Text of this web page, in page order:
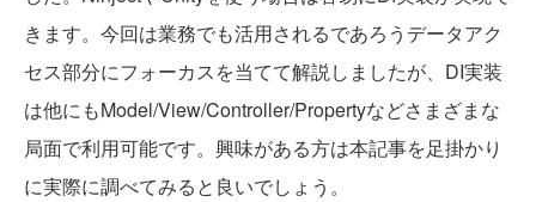
きます。今回は業務でも活用されるであろうデータアク
セス部分にフォーカスを当てて解説しましたが、DI実装
は他にもModel/View/Controller/Propertyなどさまざまな
局面で利用可能です。興味がある方は本記事を足掛かり
に実際に調べてみると良いでしょう。